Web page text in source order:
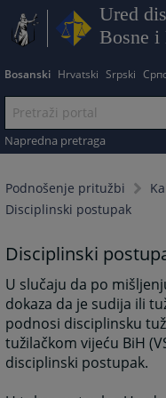
Ured
Bosne i
Bosanski Hrvatski Srpski
Napredna pretraga
Podnošenje pritužbi
Disciplinski postupak
Disciplinski
U slučaju da po
dokaza da je sudija ili
podnosi disciplinsku
tužilačkom vijeću BiH
disciplinski postupak.